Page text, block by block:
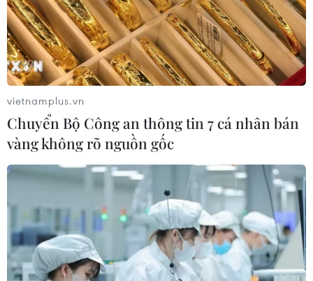
TIN CÙNG CHUYÊN MỤC
Vận tải biển toàn cầu tăng mạnh bất
chấp căng thẳng địa chính trị
09/08/2026 02:06
vietnamplus.vn
Chuyển Bộ Công an thông tin 7 cá nhân bán
vàng không rõ nguồn gốc